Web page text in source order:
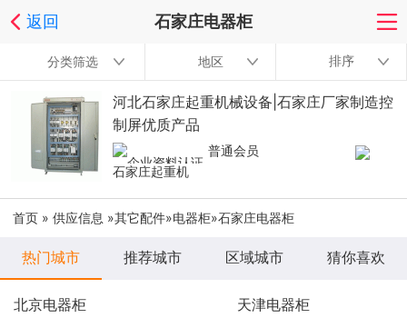
返回 石家庄电器柜
分类筛选 地区 排序
河北石家庄起重机械设备|石家庄厂家制造控
制屏优质产品
普通会员
石家庄起重机
首页 » 供应信息 »其它配件»电器柜»石家庄电器柜
热门城市 推荐城市 区域城市 猜你喜欢
北京电器柜
天津电器柜